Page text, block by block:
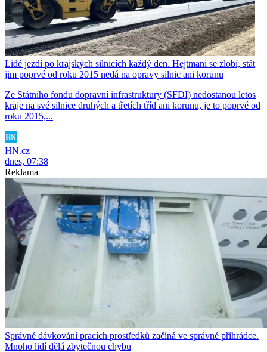
Lidé jezdí po krajských silnicích každý den. Hejtmani se zlobí, stát
jim poprvé od roku 2015 nedá na opravy silnic ani korunu
Ze Státního fondu dopravní infrastruktury (SFDI) nedostanou letos
kraje na své silnice druhých a třetích tříd ani korunu, je to poprvé od
roku 2015,...
HN.cz
dnes, 07:38
Reklama
Správné dávkování pracích prostředků začíná ve správné přihrádce.
Mnoho lidí dělá zbytečnou chybu